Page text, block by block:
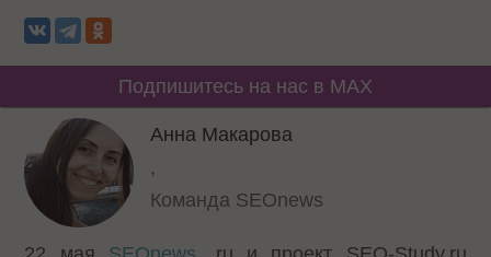
Подпишитесь на нас в MAX
Анна Макарова
,
Команда SEOnews